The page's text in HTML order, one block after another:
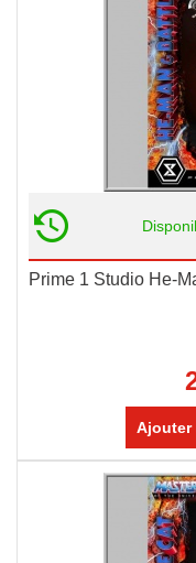
Prime 1 Studio He-
Ajouter